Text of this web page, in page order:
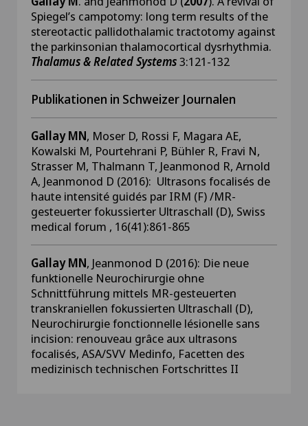
Spiegel’s campotomy: long term results of the
stereotactic pallidothalamic tractotomy against
the parkinsonian thalamocortical dysrhythmia.
Thalamus & Related Systems3:121-132
Publikationen in Schweizer Journalen
Gallay MN, Moser D, Rossi F, Magara AE,
Kowalski M, Pourtehrani P, Bühler R, Fravi N,
Strasser M, Thalmann T, Jeanmonod R, Arnold
A, Jeanmonod D (2016): Ultrasons focalisés de
haute intensité guidés par IRM (F) /MR-
gesteuerter fokussierter Ultraschall (D), Swiss
medical forum , 16(41):861-865
Gallay MN, Jeanmonod D (2016): Die neue
funktionelle Neurochirurgie ohne
Schnittführung mittels MR-gesteuerten
transkraniellen fokussierten Ultraschall (D),
Neurochirurgie fonctionnelle lésionelle sans
incision: renouveau grâce aux ultrasons
focalisés, ASA/SVV Medinfo, Facetten des
medizinisch technischen Fortschrittes II